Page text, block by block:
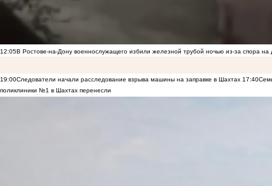
12:05В Ростове-на-Дону военнослужащего избили железной трубой ночью из-за спора на
19:00Следователи начали расследование взрыва машины на заправке в Шахтах 17:40
поликлиники №1 в Шахтах перенесли